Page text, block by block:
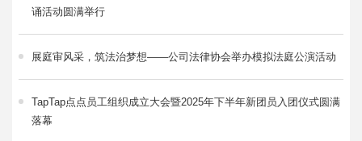
诵活动圆满举行
展庭审风采，筑法治梦想——公司法律协会举办模拟法庭公演活动
TapTap点点员工组织成立大会暨2025年下半年新团员入团仪式圆满
落幕